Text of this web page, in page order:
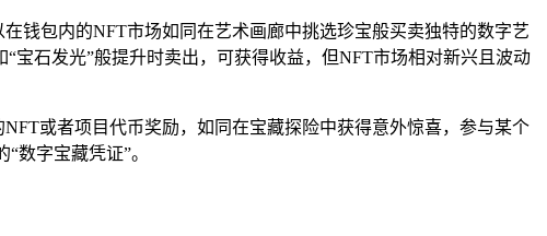
钱包内的NFT市场如同在艺术画廊中挑选珍宝般买卖独特的数字艺
宝石发光”般提升时卖出，可获得收益，但NFT市场相对新兴且波动
或者项目代币奖励，如同在宝藏探险中获得意外惊喜，参与某个
数字宝藏凭证”。